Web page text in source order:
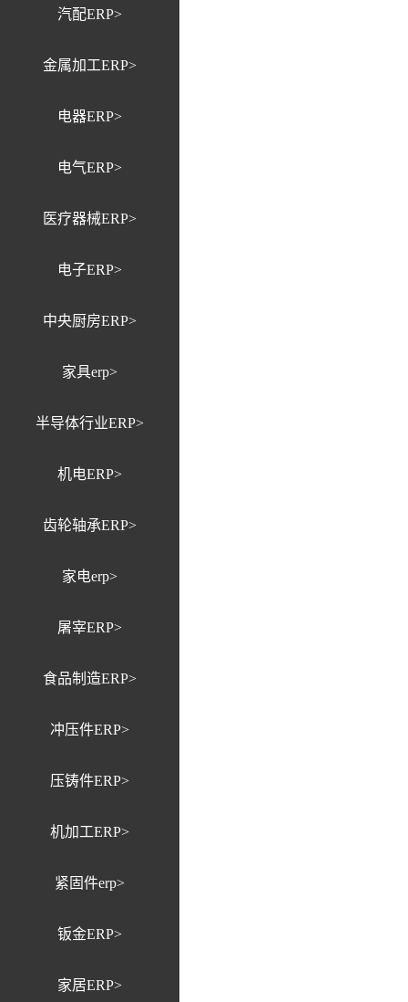
汽配ERP>
金属加工ERP>
电器ERP>
电气ERP>
医疗器械ERP>
电子ERP>
中央厨房ERP>
家具erp>
半导体行业ERP>
机电ERP>
齿轮轴承ERP>
家电erp>
屠宰ERP>
食品制造ERP>
冲压件ERP>
压铸件ERP>
机加工ERP>
紧固件erp>
钣金ERP>
家居ERP>